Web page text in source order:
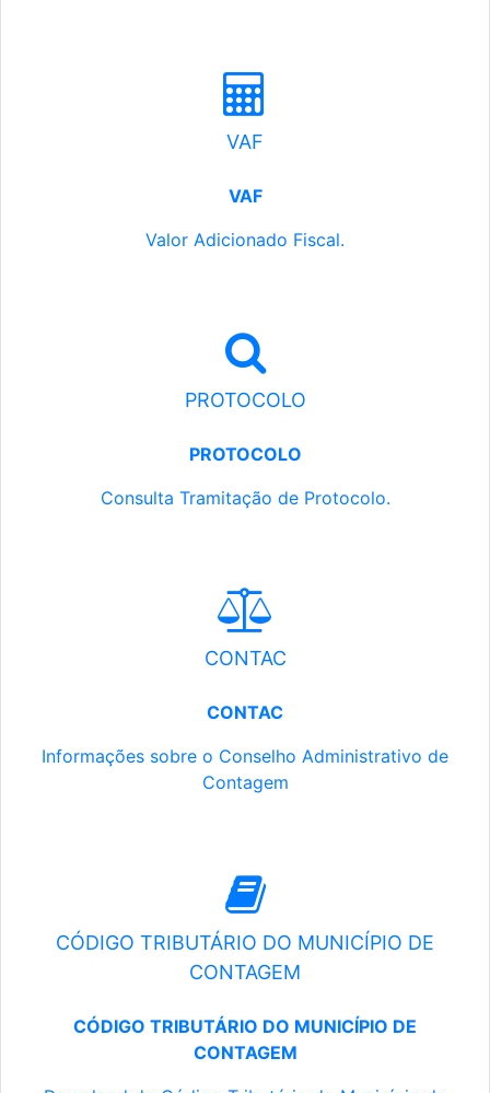
VAF
VAF
Valor Adicionado Fiscal.
PROTOCOLO
PROTOCOLO
Consulta Tramitação de Protocolo.
CONTAC
CONTAC
Informações sobre o Conselho Administrativo de
Contagem
CÓDIGO TRIBUTÁRIO DO MUNICÍPIO DE
CONTAGEM
CÓDIGO TRIBUTÁRIO DO MUNICÍPIO DE
CONTAGEM